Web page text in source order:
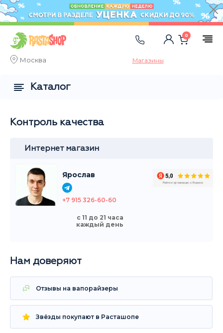
Москва Магазины
0
Контроль качества
Интернет магазин
Ярослав
+7 915 326-60-60
с 11 до 21 часа
каждый день
Нам доверяют
Отзывы на вапорайзеры
Звёзды покупают в Расташопе
Каталог